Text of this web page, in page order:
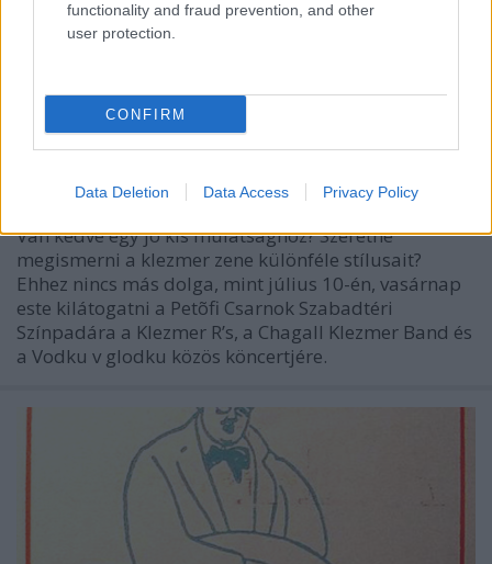
functionality and fraud prevention, and other
user protection.
CONFIRM
Data Deletion Data Access Privacy Policy
Klezmer Est a PeCsá-ban
Van kedve egy jó kis mulatsághoz? Szeretné
megismerni a klezmer zene különféle stílusait?
Ehhez nincs más dolga, mint július 10-én, vasárnap
este kilátogatni a Petõfi Csarnok Szabadtéri
Színpadára a Klezmer R’s, a Chagall Klezmer Band és
a Vodku v glodku közös köncertjére.